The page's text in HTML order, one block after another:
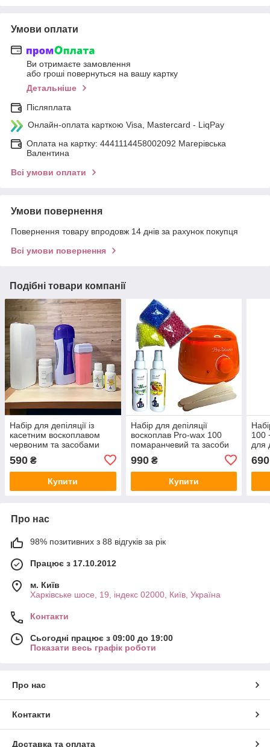
Умови оплати
Ви отримаєте замовлення
або гроші повернуться на вашу картку
Детальніше
Післяплата
Онлайн-оплата карткою Visa, Mastercard - LiqPay
Оплата на картку: 4441114458002092 Магерівська
Валентина
Всі умови оплати
Умови повернення
Повернення товару впродовж 14 днів за рахунок покупця
Всі умови повернення
Подібні товари компанії
Набір для депіляції із
касетним воскоплавом
червоним та засобами
590 ₴
Купити
Набір для депіляції
воскоплав Pro-wax 100
помаранчевий та засоби
TINAFOX по 100мл
990₴
Купити
100
для
690
Про нас
98% позитивних з 88 відгуків за рік
Працює з 17.10.2012
м. Київ
Харківське шосе, 19, індекс 02000, Київ, Україна
Контакти
Сьогодні працює з 09:00 до 19:00
Показати весь графік роботи
Про нас
Контакти
Доставка та оплата